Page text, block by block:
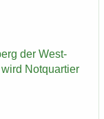
der West­
Not­quar­tier